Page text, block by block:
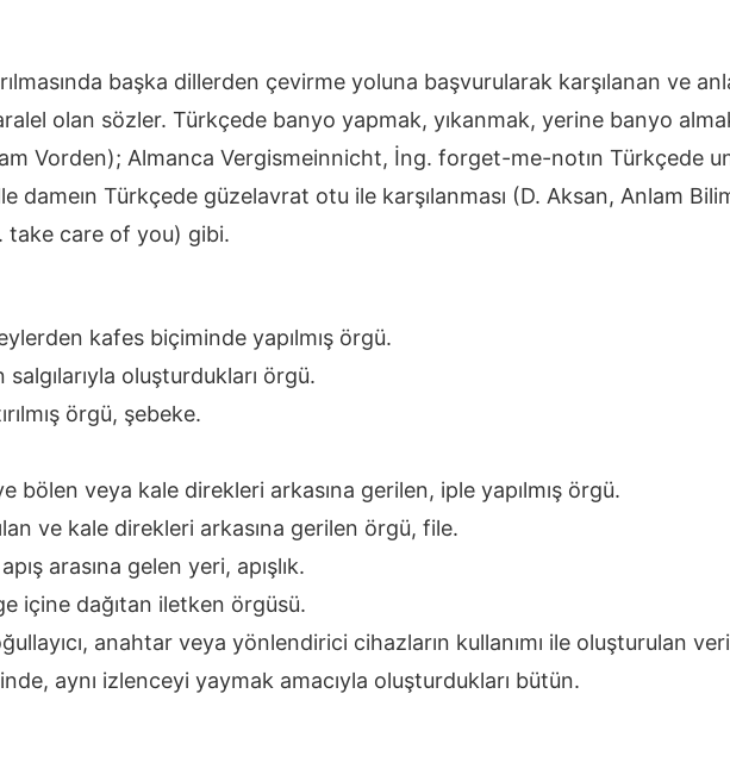
başka dillerden çevirme yoluna başvurularak karşılanan ve
olan sözler. Türkçede banyo yapmak, yıkanmak, yerine banyo
Vorden); Almanca Vergismeinnicht, İng. forget-me-notın Türkçede
dameın Türkçede güzelavrat otu ile karşılanması (D. Aksan, Anlam
take care of you) gibi.
kafes biçiminde yapılmış örgü.
oluşturdukları örgü.
örgü, şebeke.
bölen veya kale direkleri arkasına gerilen, iple yapılmış örgü.
ve kale direkleri arkasına gerilen örgü, file.
arasına gelen yeri, apışlık.
içine dağıtan iletken örgüsü.
anahtar veya yönlendirici cihazların kullanımı ile oluşturulan veri
aynı izlenceyi yaymak amacıyla oluşturdukları bütün.